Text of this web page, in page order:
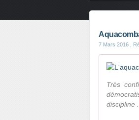
7 Mars 2016 ,
Très
discipline ...